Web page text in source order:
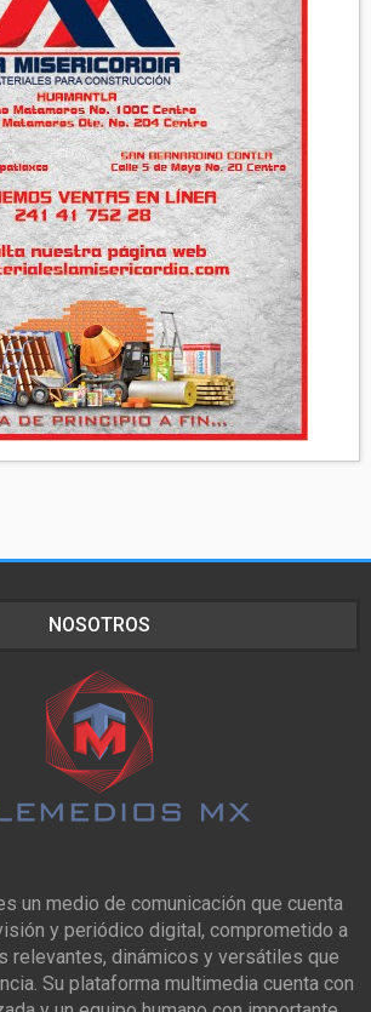
NOSOTROS
un medio de comunicación que cuenta
y periódico digital, comprometido a
relevantes, dinámicos y versátiles que
Su plataforma multimedia cuenta con